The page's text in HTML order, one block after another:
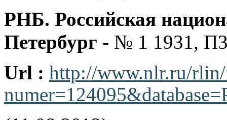
РНБ. Российская
Петербург - № 1 1931,
Url : http://www.nlr.ru/